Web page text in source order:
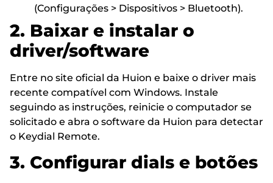
(Configurações > Dispositivos > Bluetooth).
2. Baixar e instalar o
driver/software
Entre no site oficial da Huion e baixe o driver mais
recente compatível com Windows. Instale
seguindo as instruções, reinicie o computador se
solicitado e abra o software da Huion para detectar
o Keydial Remote.
3. Configurar dials e botões